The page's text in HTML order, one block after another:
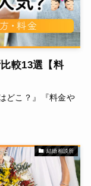
較13選【料
どこ？』『料金や
結婚相談所